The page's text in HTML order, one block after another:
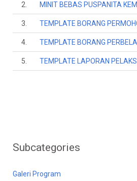
2. MINIT BEBAS PUSPANITA
3. TEMPLATE BORANG
4. TEMPLATE BORANG
5. TEMPLATE LAPORAN
Subcategories
Galeri Program